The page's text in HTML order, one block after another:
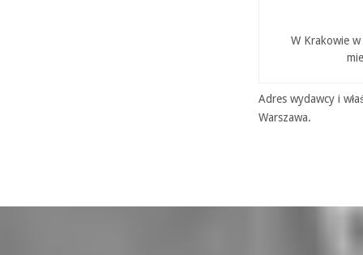
W Krakowie
Adres wydawcy i
Warszawa.